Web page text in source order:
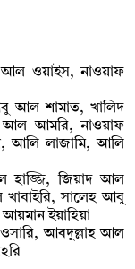
ওয়াইস, নাওয়াফ
আল শামাত, খালিদ
আল আমরি, নাওয়াফ
আলি লাজামি, আলি
হাজ্জি, জিয়াদ আল
সালেহ আবু
ইয়াহিয়া
আবদুল্লাহ আল